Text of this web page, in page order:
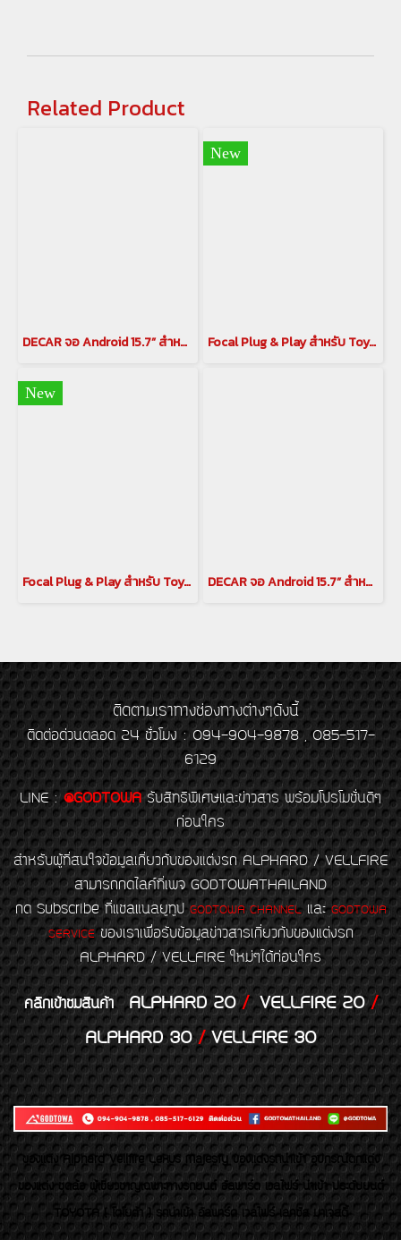
Related Product
DECAR จอ Android 15.7” สำหรับ Alphard / Vellfire 30 Series พร้อมกล้อง 360 6 LEN
New
Focal Plug & Play สำหรับ Toyota Alphard / Vellfireชุดลำโพง IC TOY 165 (Coaxial)(copy)(copy)
New
Focal Plug & Play สำหรับ Toyota Alphard / Vellfireชุดลำโพง IC TOY 165 (Coaxial)(copy)(copy)(copy) DECAR จอ Android 15.7” สำหรับ Alphard / Vellfire 30 Series พร้อมกล้อง 360 6 LEN(copy)
ติดตามเราทางช่องทางต่างๆดังนี้
ติดต่อด่วนตลอด 24 ชั่วโมง : 094-904-9878 , 085-517-
6129
LINE : @GODTOWA รับสิทธิพิเศษและข่าวสาร พร้อมโปรโมชั่นดีๆ
ก่อนใคร
สำหรับผู้ที่สนใจข้อมูลเกี่ยวกับของแต่งรถ ALPHARD / VELLFIRE
สามารถกดไลค์ที่เพจ GODTOWATHAILAND
กด Subscribe ที่แชลแนลยูทูป GODTOWA CHANNELและGODTOWA
SERVICEของเราเพื่อรับข้อมูลข่าวสารเกี่ยวกับของแต่งรถ
ALPHARD / VELLFIRE ใหม่ๆได้ก่อนใคร
คลิกเข้าชมสินค้า ALPHARD 20/VELLFIRE 20/
ALPHARD 30/VELLFIRE 30
ของเเต่ง Alphard Vellfire Lexus Majesty ของเเต่งรถนำเข้า อุปกรณ์ตกแต่ง
ของแต่ง ชุดล้อ ผู้เชี่ยวชาญเฉพาะทางรถยนต์ อัลพาร์ด เวลไฟร์ นำเข้า ประดับยนต์
TOYOTA ( โตโยต้า ) รถนำเข้า อัลพาร์ด เวลไฟร์ เลกซัส มาเจสตี้